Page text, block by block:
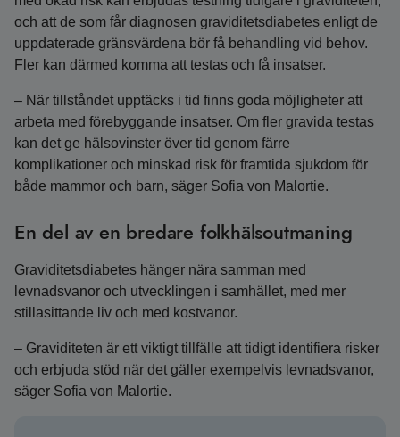
och att de som får diagnosen graviditetsdiabetes enligt de
uppdaterade gränsvärdena bör få behandling vid behov.
Fler kan därmed komma att testas och få insatser.
– När tillståndet upptäcks i tid finns goda möjligheter att
arbeta med förebyggande insatser. Om fler gravida testas
kan det ge hälsovinster över tid genom färre
komplikationer och minskad risk för framtida sjukdom för
både mammor och barn, säger Sofia von Malortie.
En del av en bredare folkhälsoutmaning
Graviditetsdiabetes hänger nära samman med
levnadsvanor och utvecklingen i samhället, med mer
stillasittande liv och med kostvanor.
– Graviditeten är ett viktigt tillfälle att tidigt identifiera risker
och erbjuda stöd när det gäller exempelvis levnadsvanor,
säger Sofia von Malortie.